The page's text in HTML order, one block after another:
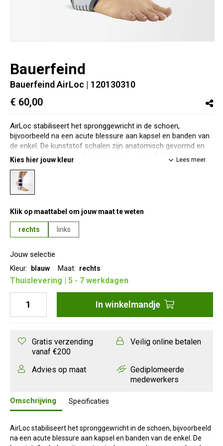
Bauerfeind
Bauerfeind AirLoc | 120130310
€ 60,00
AirLoc stabiliseert het spronggewricht in de schoen,
bijvoorbeeld na een acute blessure aan kapsel en banden van
de enkel. De kunststof schalen zijn anatomisch gevormd en
passen daardoor comfortabel om de enkel. Opblaasbare
luchtkussens maken een zeer goede aanpassing aan de
opgetreden mate van zwelling mogelijk.
Anatomisch optimale vorm
Werkt met name in combinatie met schoeisel
Lees meer
Kies hier jouw kleur
Klik op maattabel om jouw maat te weten
rechts links
Jouw selectie
Kleur: blauw Maat: rechts
Thuislevering | 5 - 7 werkdagen
In winkelmandje
Gratis verzending
vanaf €200
Veilig online betalen
Advies op maat
Gediplomeerde
medewerkers
Omschrijving Specificaties
AirLoc stabiliseert het spronggewricht in de schoen, bijvoorbeeld
na een acute blessure aan kapsel en banden van de enkel. De